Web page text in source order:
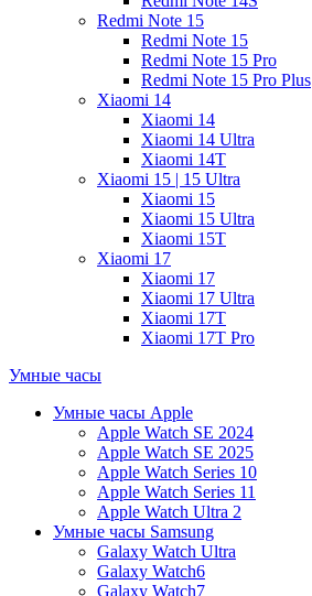
Redmi Note 15
Redmi Note 15
Redmi Note 15 Pro
Redmi Note 15 Pro Plus
Xiaomi 14
Xiaomi 14
Xiaomi 14 Ultra
Xiaomi 14T
Xiaomi 15 | 15 Ultra
Xiaomi 15
Xiaomi 15 Ultra
Xiaomi 15T
Xiaomi 17
Xiaomi 17
Xiaomi 17 Ultra
Xiaomi 17T
Xiaomi 17T Pro
Умные часы
Умные часы Apple
Apple Watch SE 2024
Apple Watch SE 2025
Apple Watch Series 10
Apple Watch Series 11
Apple Watch Ultra 2
Умные часы Samsung
Galaxy Watch Ultra
Galaxy Watch6
Galaxy Watch7